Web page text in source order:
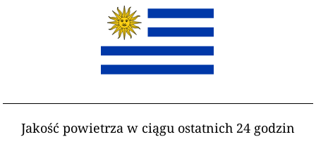
Jakość powietrza w ciągu ostatnich 24 godzin